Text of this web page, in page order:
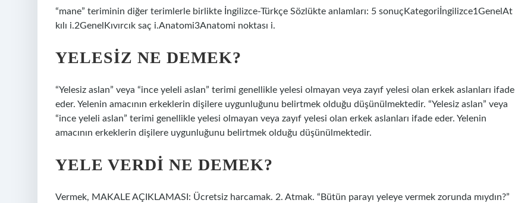
“mane” teriminin diğer terimlerle birlikte İngilizce-Türkçe Sözlükte anlamları: 5 sonuçKategoriİngilizce1GenelAt
kılı i.2GenelKıvırcık saç i.Anatomi3Anatomi noktası i.
YELESIZ NE DEMEK?
“Yelesiz aslan” veya “ince yeleli aslan” terimi genellikle yelesi olmayan veya zayıf yelesi olan erkek aslanları ifade
eder. Yelenin amacının erkeklerin dişilere uygunluğunu belirtmek olduğu düşünülmektedir. “Yelesiz aslan” veya
“ince yeleli aslan” terimi genellikle yelesi olmayan veya zayıf yelesi olan erkek aslanları ifade eder. Yelenin
amacının erkeklerin dişilere uygunluğunu belirtmek olduğu düşünülmektedir.
YELE VERDI NE DEMEK?
Vermek, MAKALE AÇIKLAMASI: Ücretsiz harcamak. 2. Atmak. “Bütün parayı yeleye vermek zorunda mıydın?”